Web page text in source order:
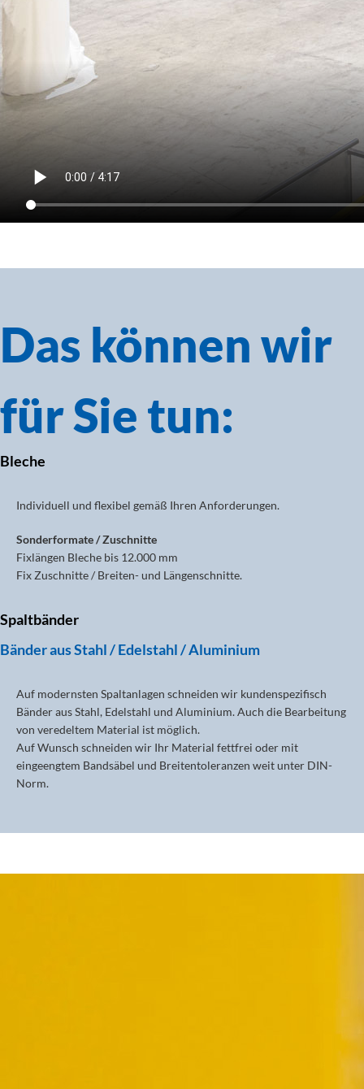
Das können wir
für Sie tun:
Bleche
Individuell und flexibel gemäß Ihren Anforderungen.
Sonderformate / Zuschnitte
Fixlängen Bleche bis 12.000 mm
Fix Zuschnitte / Breiten- und Längenschnitte.
Spaltbänder
Bänder aus Stahl / Edelstahl / Aluminium
Auf modernsten Spaltanlagen schneiden wir kundenspezifisch
Bänder aus Stahl, Edelstahl und Aluminium. Auch die Bearbeitung
von veredeltem Material ist möglich.
Auf Wunsch schneiden wir Ihr Material fettfrei oder mit
eingeengtem Bandsäbel und Breitentoleranzen weit unter DIN-
Norm.